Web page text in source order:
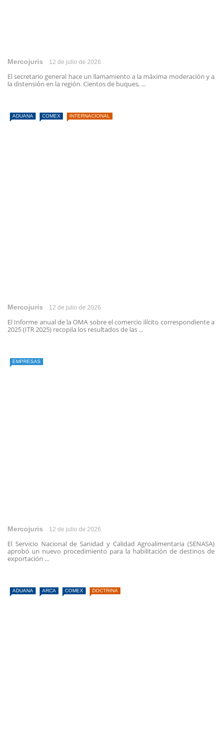
Mercojuris 12 de julio de 2026
El secretario general hace un llamamiento a la máxima moderación y a
la distensión en la región. Cientos de buques, ...
ADUANA COMEX INTERNACIONAL
Mercojuris 12 de julio de 2026
El Informe anual de la OMA sobre el comercio ilícito correspondiente a
2025 (ITR 2025) recopila los resultados de las ...
EMPRESAS
Mercojuris 12 de julio de 2026
El Servicio Nacional de Sanidad y Calidad Agroalimentaria (SENASA)
aprobó un nuevo procedimiento para la habilitación de destinos de
exportación ...
ADUANA ARCA COMEX DOCTRINA